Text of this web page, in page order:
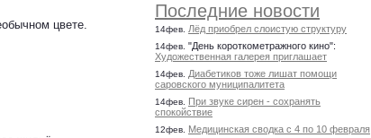
Последние новости
14фев. Лёд приобрел слоистую структуру
14фев. "День короткометражного кино":
Художественная галерея приглашает
14фев.
Диабетиков тоже лишат помощи
саровского муниципалитета
14фев.
При звуке сирен - сохранять
спокойствие
12фев. Медицинская сводка с 4 по 10 февраля
цвете.